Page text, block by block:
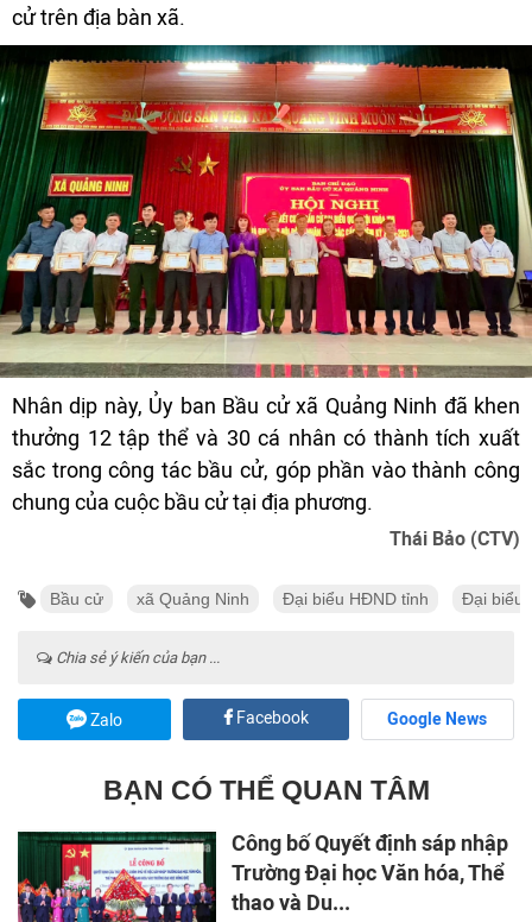
cử trên địa bàn xã.
Nhân dịp này, Ủy ban Bầu cử xã Quảng Ninh đã khen
thưởng 12 tập thể và 30 cá nhân có thành tích xuất
sắc trong công tác bầu cử, góp phần vào thành công
chung của cuộc bầu cử tại địa phương.
Thái Bảo (CTV)
Bầu cử xã Quảng Ninh Đại biểu HĐND tỉnh Đại biểu
Chia sẻ ý kiến của bạn ...
Zalo Facebook Google News
BẠN CÓ THỂ QUAN TÂM
Công bố Quyết định sáp nhập
Trường Đại học Văn hóa, Thể
thao và Du...